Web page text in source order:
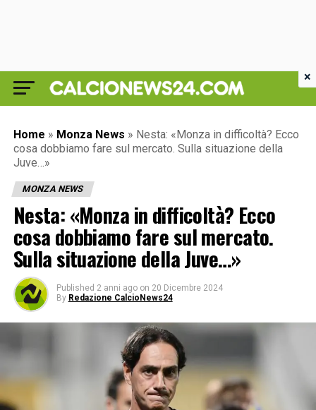
Home » Monza News » Nesta: «Monza in difficoltà? Ecco
cosa dobbiamo fare sul mercato. Sulla situazione della
Juve…»
MONZA NEWS
Nesta: «Monza in difficoltà? Ecco
cosa dobbiamo fare sul mercato.
Sulla situazione della Juve…»
Published 2 anni ago on 20 Dicembre 2024
By Redazione CalcioNews24
×